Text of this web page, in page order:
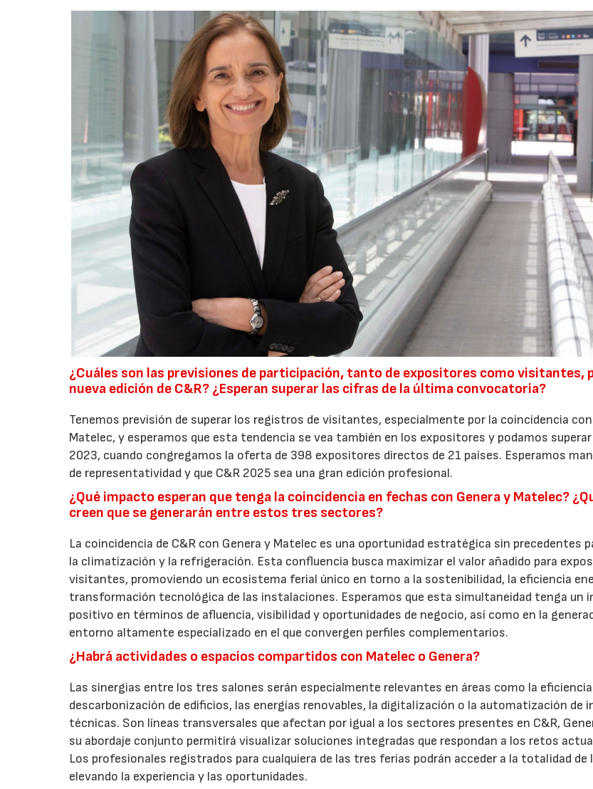
¿Cuáles son las previsiones de participación, tanto de expositores como visitantes,
nueva edición de C&R? ¿Esperan superar las cifras de la última convocatoria?
Tenemos previsión de superar los registros de visitantes, especialmente por la coincidencia
Matelec, y esperamos que esta tendencia se vea también en los expositores y podamos superar
2023, cuando congregamos la oferta de 398 expositores directos de 21 países. Esperamos
de representatividad y que C&R 2025 sea una gran edición profesional.
¿Qué impacto esperan que tenga la coincidencia en fechas con Genera y Matelec?
creen que se generarán entre estos tres sectores?
La coincidencia de C&R con Genera y Matelec es una oportunidad estratégica sin precedentes
la climatización y la refrigeración. Esta confluencia busca maximizar el valor añadido para
visitantes, promoviendo un ecosistema ferial único en torno a la sostenibilidad, la eficiencia
transformación tecnológica de las instalaciones. Esperamos que esta simultaneidad tenga un
positivo en términos de afluencia, visibilidad y oportunidades de negocio, así como en la
entorno altamente especializado en el que convergen perfiles complementarios.
¿Habrá actividades o espacios compartidos con Matelec o Genera?
Las sinergias entre los tres salones serán especialmente relevantes en áreas como la
descarbonización de edificios, las energías renovables, la digitalización o la automatización de
técnicas. Son líneas transversales que afectan por igual a los sectores presentes en C&R,
su abordaje conjunto permitirá visualizar soluciones integradas que respondan a los retos
Los profesionales registrados para cualquiera de las tres ferias podrán acceder a la totalidad de
elevando la experiencia y las oportunidades.